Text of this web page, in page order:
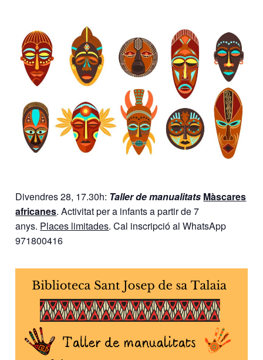
Divendres 28, 17.30h: Taller de manualitats Màscares
africanes. Activitat per a infants a partir de 7
anys. Places limitades. Cal inscripció al WhatsApp
971800416